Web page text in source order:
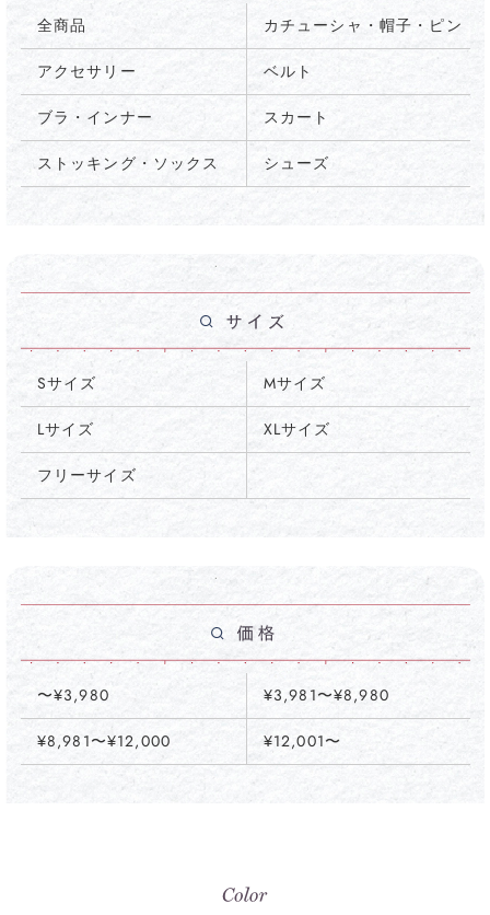
全商品 カチューシャ・帽子・ピン
アクセサリー ベルト
ブラ・インナー スカート
ストッキング・ソックス シューズ
Sサイズ Mサイズ
Lサイズ XLサイズ
フリーサイズ
〜¥3,980 ¥3,981〜¥8,980
¥8,981〜¥12,000 ¥12,001〜